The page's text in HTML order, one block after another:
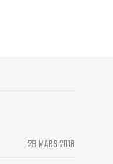
29 MARS 2018